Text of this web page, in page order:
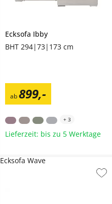
Ecksofa Ibby
BHT 294|73|173 cm
ab 899,-
+ 3
Lieferzeit: bis zu 5 Werktage
Ecksofa Wave